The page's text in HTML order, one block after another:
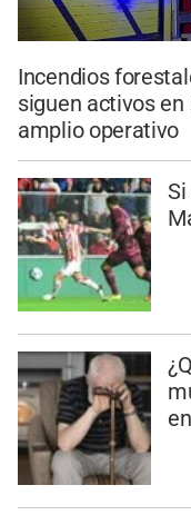
Incendios
siguen activos
amplio operativo
Si